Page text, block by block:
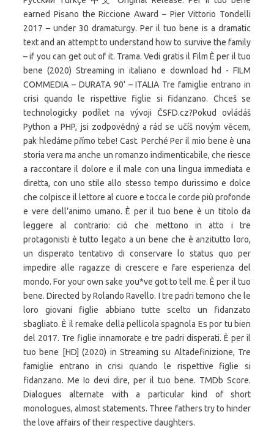
earned Pisano the Riccione Award – Pier Vittorio Tondelli
2017 – under 30 dramaturgy. Per il tuo bene is a dramatic
text and an attempt to understand how to survive the family
– if you can get out of it. Trama. Vedi gratis il Film È per il tuo
bene (2020) Streaming in italiano e download hd - FILM
COMMEDIA – DURATA 90' – ITALIA Tre famiglie entrano in
crisi quando le rispettive figlie si fidanzano. Chceš se
technologicky podílet na vývoji ČSFD.cz?Pokud ovládáš
Python a PHP, jsi zodpovědný a rád se učíš novým věcem,
pak hledáme přímo tebe! Cast. Perché Per il mio bene è una
storia vera ma anche un romanzo indimenticabile, che riesce
a raccontare il dolore e il male con una lingua immediata e
diretta, con uno stile allo stesso tempo durissimo e dolce
che colpisce il lettore al cuore e tocca le corde più profonde
e vere dell’animo umano. È per il tuo bene è un titolo da
leggere al contrario: ciò che mettono in atto i tre
protagonisti è tutto legato a un bene che è anzitutto loro,
un disperato tentativo di conservare lo status quo per
impedire alle ragazze di crescere e fare esperienza del
mondo. For your own sake you*ve got to tell me. È per il tuo
bene. Directed by Rolando Ravello. I tre padri temono che le
loro giovani figlie abbiano tutte scelto un fidanzato
sbagliato. È il remake della pellicola spagnola Es por tu bien
del 2017. Tre figlie innamorate e tre padri disperati. È per il
tuo bene [HD] (2020) in Streaming su Altadefinizione, Tre
famiglie entrano in crisi quando le rispettive figlie si
fidanzano. Me Io devi dire, per il tuo bene. TMDb Score.
Dialogues alternate with a particular kind of short
monologues, almost statements. Three fathers try to hinder
the love affairs of their respective daughters.